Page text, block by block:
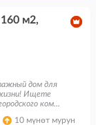
м2,
дом для
Ищете
ком...
10 мүнөт мурун